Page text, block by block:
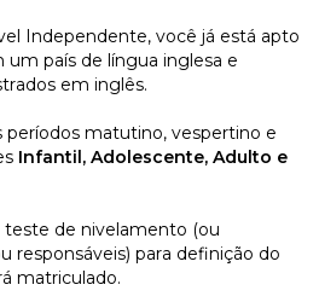
Independente, você já está apto
um país de língua inglesa e
em inglês.
matutino, vespertino e
Infantil, Adolescente, Adulto e
teste de nivelamento (ou
responsáveis) para definição do
matriculado.